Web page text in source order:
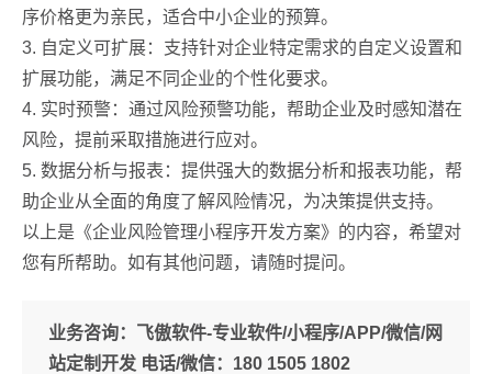
序价格更为亲民，适合中小企业的预算。
3. 自定义可扩展：支持针对企业特定需求的自定义设置和
扩展功能，满足不同企业的个性化要求。
4. 实时预警：通过风险预警功能，帮助企业及时感知潜在
风险，提前采取措施进行应对。
5. 数据分析与报表：提供强大的数据分析和报表功能，帮
助企业从全面的角度了解风险情况，为决策提供支持。
以上是《企业风险管理小程序开发方案》的内容，希望对
您有所帮助。如有其他问题，请随时提问。
业务咨询： 飞傲软件-专业软件/小程序/APP/微信/网
站定制开发 电话/微信：180 1505 1802